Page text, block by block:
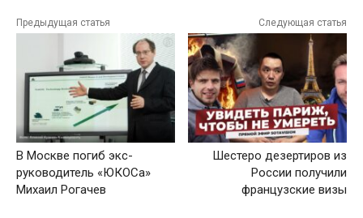
Предыдущая статья
В Москве погиб экс-
руководитель «ЮКОСа»
Михаил Рогачев
Следующая статья
Шестеро дезертиров из
России получили
французские визы